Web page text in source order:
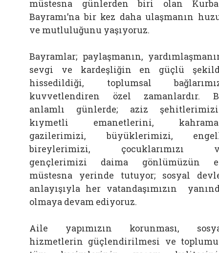
müstesna günlerden biri olan
Bayramı’na bir kez daha ulaşmanın
ve mutluluğunu yaşıyoruz.
Bayramlar; paylaşmanın,
sevgi ve kardeşliğin en güçlü
hissedildiği, toplumsal
kuvvetlendiren özel zamanlardır.
anlamlı günlerde; aziz
kıymetli emanetlerini,
gazilerimizi, büyüklerimizi,
bireylerimizi, çocuklarımızı
gençlerimizi daima gönlümüzün
müstesna yerinde tutuyor; sosyal
anlayışıyla her vatandaşımızın
olmaya devam ediyoruz.
Aile yapımızın korunması,
hizmetlerin güçlendirilmesi ve